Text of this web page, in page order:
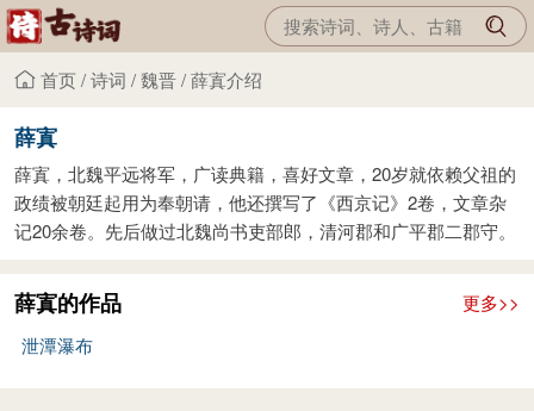
首页/诗词 /魏晋/薛寘介绍
薛寘
薛寘，北魏平远将军，广读典籍，喜好文章，20岁就依赖父祖的
政绩被朝廷起用为奉朝请，他还撰写了《西京记》2卷，文章杂
记20余卷。先后做过北魏尚书吏部郎，清河郡和广平郡二郡守。
薛寘的作品
更多>>
泄潭瀑布